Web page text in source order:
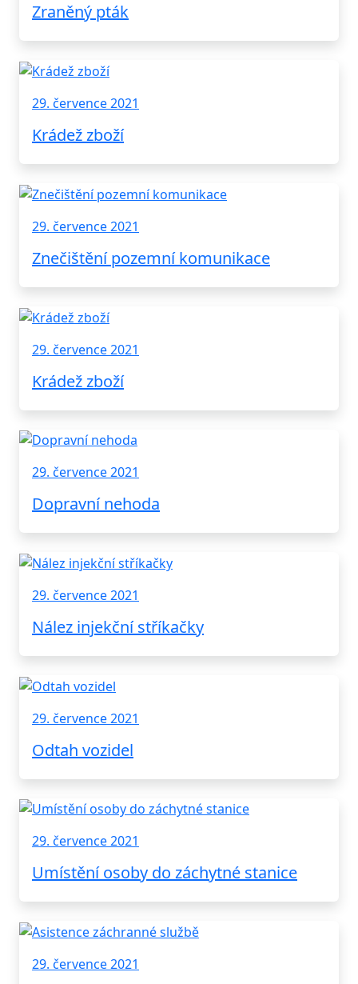
Zraněný pták
29. července 2021
Krádež zboží
29. července 2021
Znečištění pozemní komunikace
29. července 2021
Krádež zboží
29. července 2021
Dopravní nehoda
29. července 2021
Nález injekční stříkačky
29. července 2021
Odtah vozidel
29. července 2021
Umístění osoby do záchytné stanice
29. července 2021